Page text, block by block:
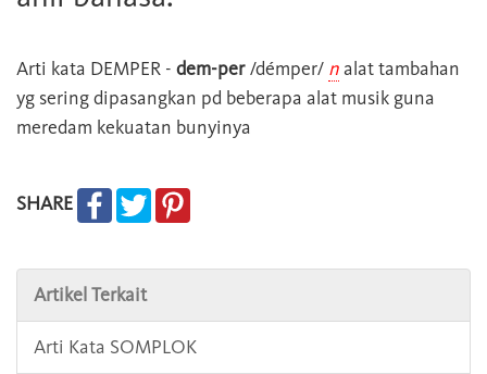
Arti kata DEMPER - dem-per/démper/ nalat tambahan
yg sering dipasangkan pd beberapa alat musik guna
meredam kekuatan bunyinya
SHARE
Artikel Terkait
Arti Kata SOMPLOK